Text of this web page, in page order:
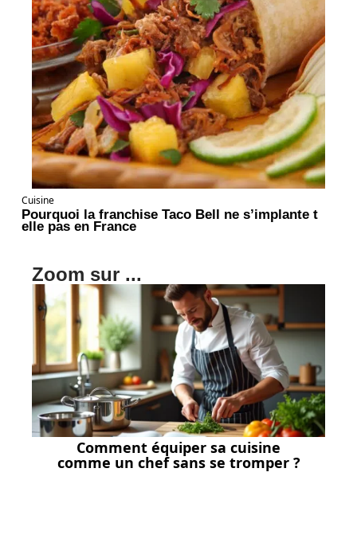
Cuisine
Pourquoi la franchise Taco Bell ne s’implante t
elle pas en France
Zoom sur ...
Comment équiper sa cuisine
comme un chef sans se tromper ?